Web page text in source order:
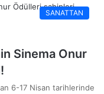
SANATTAN
Sinema Onur
6-17 Nisan tarihlerinde